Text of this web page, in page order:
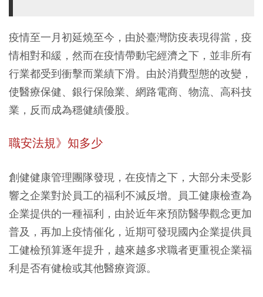
疫情至一月初延燒至今，由於臺灣防疫表現得當，疫
情相對和緩，然而在疫情帶動宅經濟之下，並非所有
行業都受到衝擊而業績下滑。由於消費型態的改變，
使醫療保健、銀行保險業、網路電商、物流、高科技
業，反而成為穩健績優股。
職安法規》知多少
創健健康管理團隊發現，在疫情之下，大部分未受影
響之企業對於員工的福利不減反增。員工健康檢查為
企業提供的一種福利，由於近年來預防醫學觀念更加
普及，再加上疫情催化，近期可發現國內企業提供員
工健檢預算逐年提升，越來越多求職者更重視企業福
利是否有健檢或其他醫療資源。